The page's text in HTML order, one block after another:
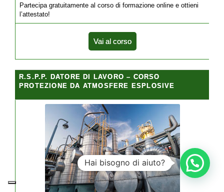
Partecipa gratuitamente al corso di formazione online e ottieni
l’attestato!
Vai al corso
R.S.P.P. DATORE DI LAVORO – CORSO
PROTEZIONE DA ATMOSFERE ESPLOSIVE
Hai bisogno di aiuto?